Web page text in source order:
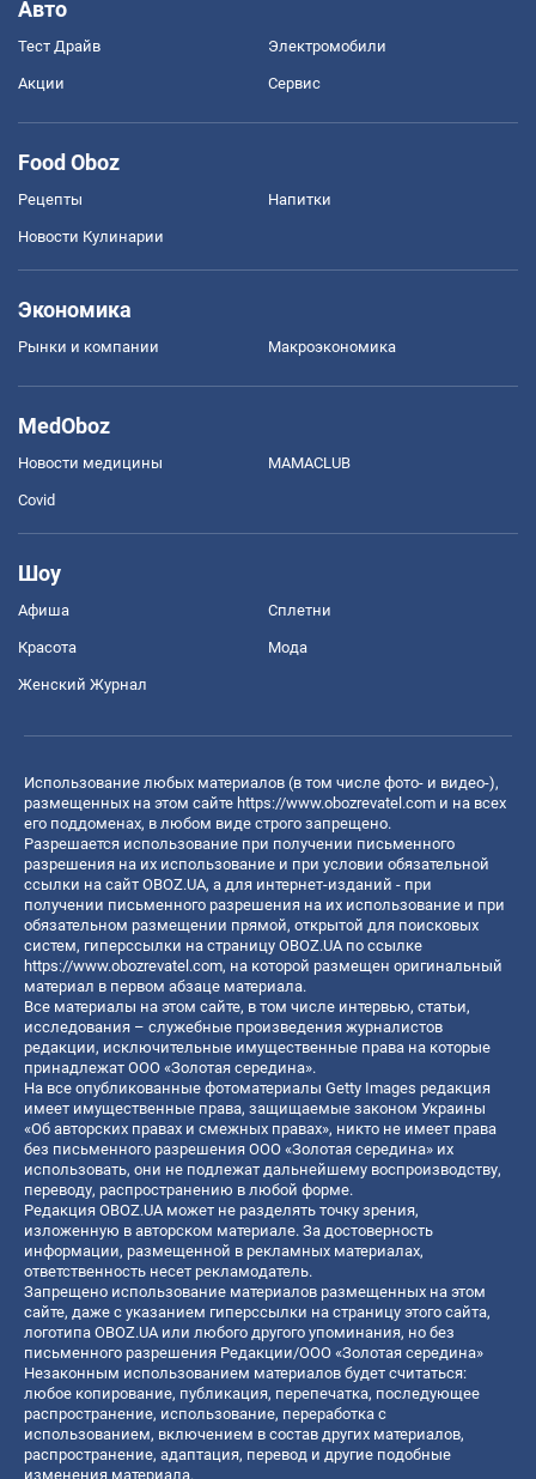
Авто
Тест Драйв Электромобили
Акции Сервис
Food Oboz
Рецепты Напитки
Новости Кулинарии
Экономика
Рынки и компании Mакроэкономика
MedOboz
Новости медицины MAMACLUB
Covid
Шоу
Афиша Сплетни
Красота Мода
Женский Журнал
Использование любых материалов (в том числе фото- и видео-),
размещенных на этом сайте https://www.obozrevatel.com и на всех
его поддоменах, в любом виде строго запрещено.
Разрешается использование при получении письменного
разрешения на их использование и при условии обязательной
ссылки на сайт OBOZ.UA, а для интернет-изданий - при
получении письменного разрешения на их использование и при
обязательном размещении прямой, открытой для поисковых
систем, гиперссылки на страницу OBOZ.UA по ссылке
https://www.obozrevatel.com, на которой размещен оригинальный
материал в первом абзаце материала.
Все материалы на этом сайте, в том числе интервью, статьи,
исследования – служебные произведения журналистов
редакции, исключительные имущественные права на которые
принадлежат ООО «Золотая середина».
На все опубликованные фотоматериалы Getty Images редакция
имеет имущественные права, защищаемые законом Украины
«Об авторских правах и смежных правах», никто не имеет права
без письменного разрешения ООО «Золотая середина» их
использовать, они не подлежат дальнейшему воспроизводству,
переводу, распространению в любой форме.
Редакция OBOZ.UA может не разделять точку зрения,
изложенную в авторском материале. За достоверность
информации, размещенной в рекламных материалах,
ответственность несет рекламодатель.
Запрещено использование материалов размещенных на этом
сайте, даже с указанием гиперссылки на страницу этого сайта,
логотипа OBOZ.UA или любого другого упоминания, но без
письменного разрешения Редакции/ООО «Золотая середина»
Незаконным использованием материалов будет считаться:
любое копирование, публикация, перепечатка, последующее
распространение, использование, переработка с
использованием, включением в состав других материалов,
распространение, адаптация, перевод и другие подобные
изменения материала.